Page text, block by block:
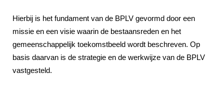
Hierbij is het fundament van de BPLV gevormd door een
missie en een visie waarin de bestaansreden en het
gemeenschappelijk toekomstbeeld wordt beschreven. Op
basis daarvan is de strategie en de werkwijze van de BPLV
vastgesteld.